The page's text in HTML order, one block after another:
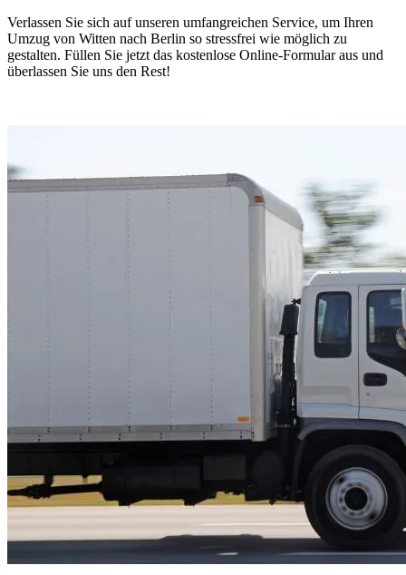
Verlassen Sie sich auf unseren umfangreichen Service, um Ihren
Umzug von Witten nach Berlin so stressfrei wie möglich zu
gestalten. Füllen Sie jetzt das kostenlose Online-Formular aus und
überlassen Sie uns den Rest!